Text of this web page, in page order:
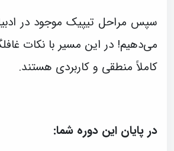
سپس مراحل تیپیک موجود در
می‌دهیم! در این مسیر با نکات
کاملاً منطقی و کاربردی هستند.
در پایان این دوره شما: